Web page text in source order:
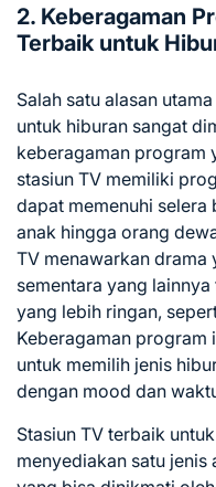
2. Keberagaman
Terbaik untuk
Salah satu alasan
untuk hiburan sangat
keberagaman program
stasiun TV memiliki
dapat memenuhi
anak hingga orang
TV menawarkan drama
sementara yang
yang lebih ringan,
Keberagaman program
untuk memilih jenis
dengan mood dan
Stasiun TV terbaik
menyediakan satu